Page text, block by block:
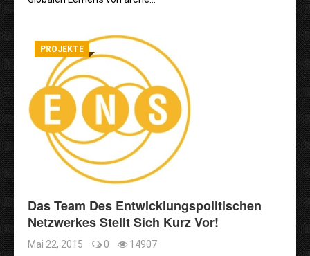
PROJEKTE
Das Team Des Entwicklungspolitischen
Netzwerkes Stellt Sich Kurz Vor!
Mai 22, 2015 0
14907